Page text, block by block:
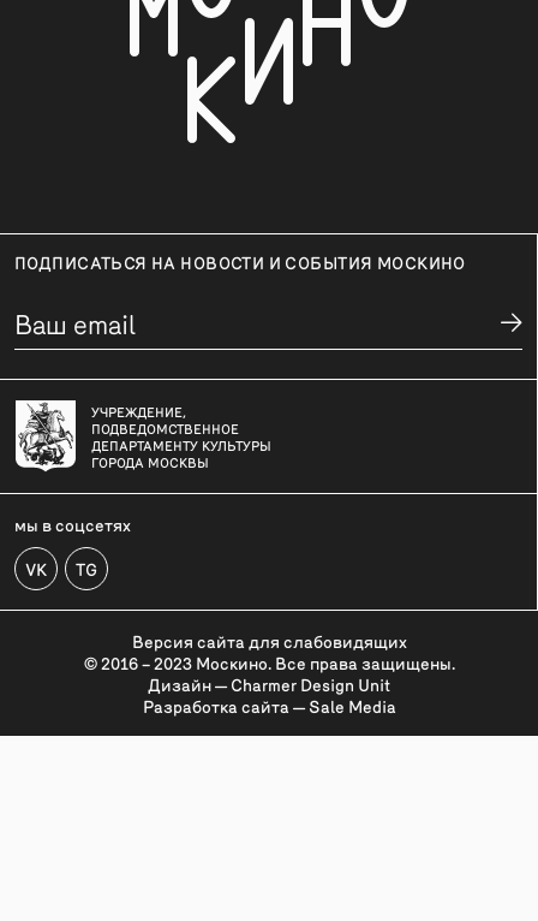
ПОДПИСАТЬСЯ НА НОВОСТИ И СОБЫТИЯ МОСКИНО
УЧРЕЖДЕНИЕ,
ПОДВЕДОМСТВЕННОЕ
ДЕПАРТАМЕНТУ КУЛЬТУРЫ
ГОРОДА МОСКВЫ
мы в соцсетях
VK TG
Версия сайта для слабовидящих
© 2016 – 2023 Москино. Все права защищены.
Дизайн — Charmer Design Unit
Разработка сайта — Sale Media